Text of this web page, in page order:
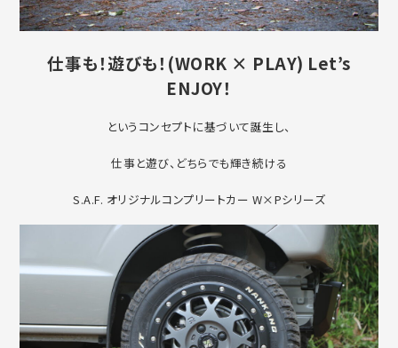
仕事も！遊びも！(WORK × PLAY) Let’s
ENJOY！
というコンセプトに基づいて誕生し、
仕事と遊び、どちらでも輝き続ける
S.A.F. オリジナルコンプリートカー W×Pシリーズ